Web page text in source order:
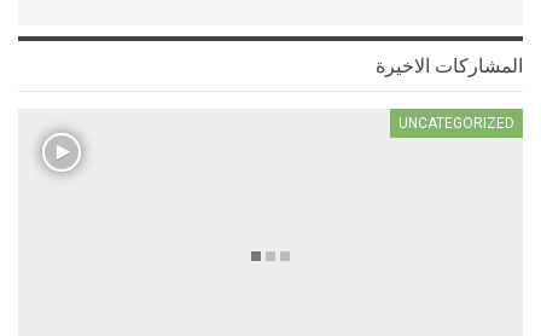
المشاركات الاخيرة
UNCATEGORIZED